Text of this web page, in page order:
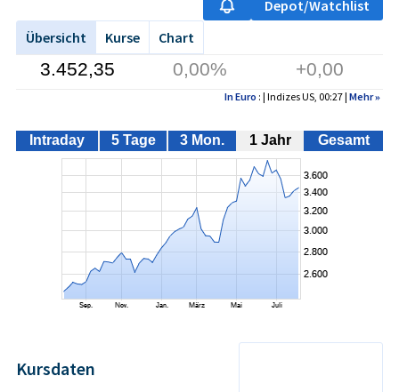
Depot/Watchlist
Übersicht
Kurse Chart
3.452,35 0,00% +0,00
In Euro : | Indizes US, 00:27 | Mehr»
Intraday 5 Tage 3 Mon. 1 Jahr Gesamt
Kursdaten